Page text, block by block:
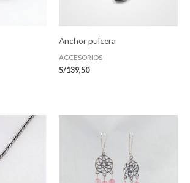
Anchor pulcera
ACCESORIOS
S/139,50